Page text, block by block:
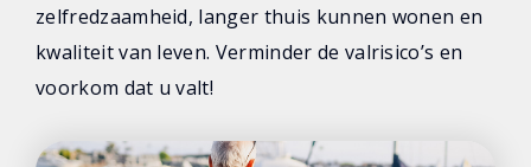
zelfredzaamheid, langer thuis kunnen wonen en
kwaliteit van leven. Verminder de valrisico’s en
voorkom dat u valt!